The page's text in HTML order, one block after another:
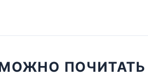
ПОЧИТАТЬ